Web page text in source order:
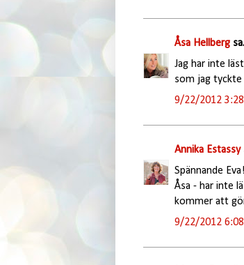
Åsa Hellberg
Jag har inte
som jag
9/22/2012
Annika Estassy
Spännande Eva!
Åsa - har inte
kommer att
9/22/2012